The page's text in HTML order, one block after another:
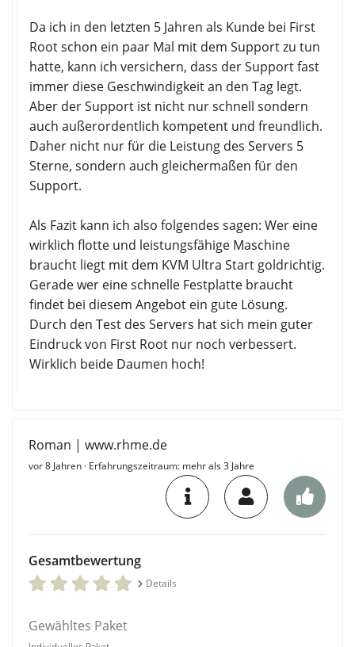
Da ich in den letzten 5 Jahren als Kunde bei First
Root schon ein paar Mal mit dem Support zu tun
hatte, kann ich versichern, dass der Support fast
immer diese Geschwindigkeit an den Tag legt.
Aber der Support ist nicht nur schnell sondern
auch außerordentlich kompetent und freundlich.
Daher nicht nur für die Leistung des Servers 5
Sterne, sondern auch gleichermaßen für den
Support.
Als Fazit kann ich also folgendes sagen: Wer eine
wirklich flotte und leistungsfähige Maschine
braucht liegt mit dem KVM Ultra Start goldrichtig.
Gerade wer eine schnelle Festplatte braucht
findet bei diesem Angebot ein gute Lösung.
Durch den Test des Servers hat sich mein guter
Eindruck von First Root nur noch verbessert.
Wirklich beide Daumen hoch!
Roman | www.rhme.de
vor 8 Jahren · Erfahrungszeitraum: mehr als 3 Jahre
Gesamtbewertung
Details
Gewähltes Paket